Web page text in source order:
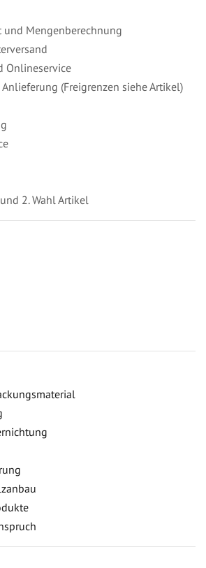
Mengenberechnung
Onlineservice
(Freigrenzen siehe Artikel)
2. Wahl Artikel